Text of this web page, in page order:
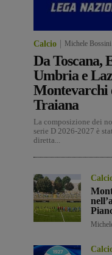
Calcio Michele Bossini
Da Toscana,
Umbria e
Montevarchi
Traiana
La composizione dei
serie D 2026-2027 è
diretta...